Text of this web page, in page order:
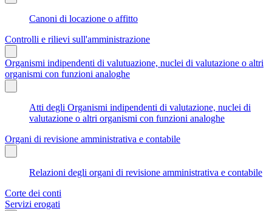
Canoni di locazione o affitto
Controlli e rilievi sull'amministrazione
Organismi indipendenti di valutuazione, nuclei di valutazione o altri
organismi con funzioni analoghe
Atti degli Organismi indipendenti di valutazione, nuclei di
valutazione o altri organismi con funzioni analoghe
Organi di revisione amministrativa e contabile
Relazioni degli organi di revisione amministrativa e contabile
Corte dei conti
Servizi erogati